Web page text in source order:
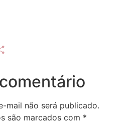
mail não será publicado.
são marcados com *